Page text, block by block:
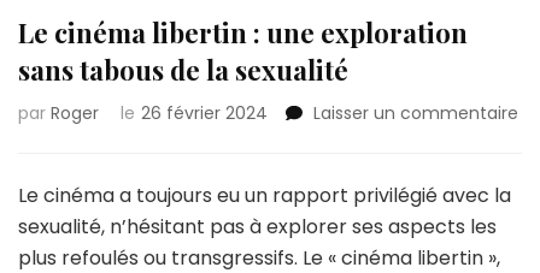
Le cinéma libertin : une exploration
sans tabous de la sexualité
par Roger le 26 février 2024 Laisser un commentaire
Le cinéma a toujours eu un rapport privilégié avec la
sexualité, n’hésitant pas à explorer ses aspects les
plus refoulés ou transgressifs. Le « cinéma libertin »,